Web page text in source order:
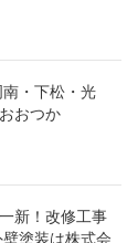
・下松・光
おつか
新！改修工事
塗装は株式会